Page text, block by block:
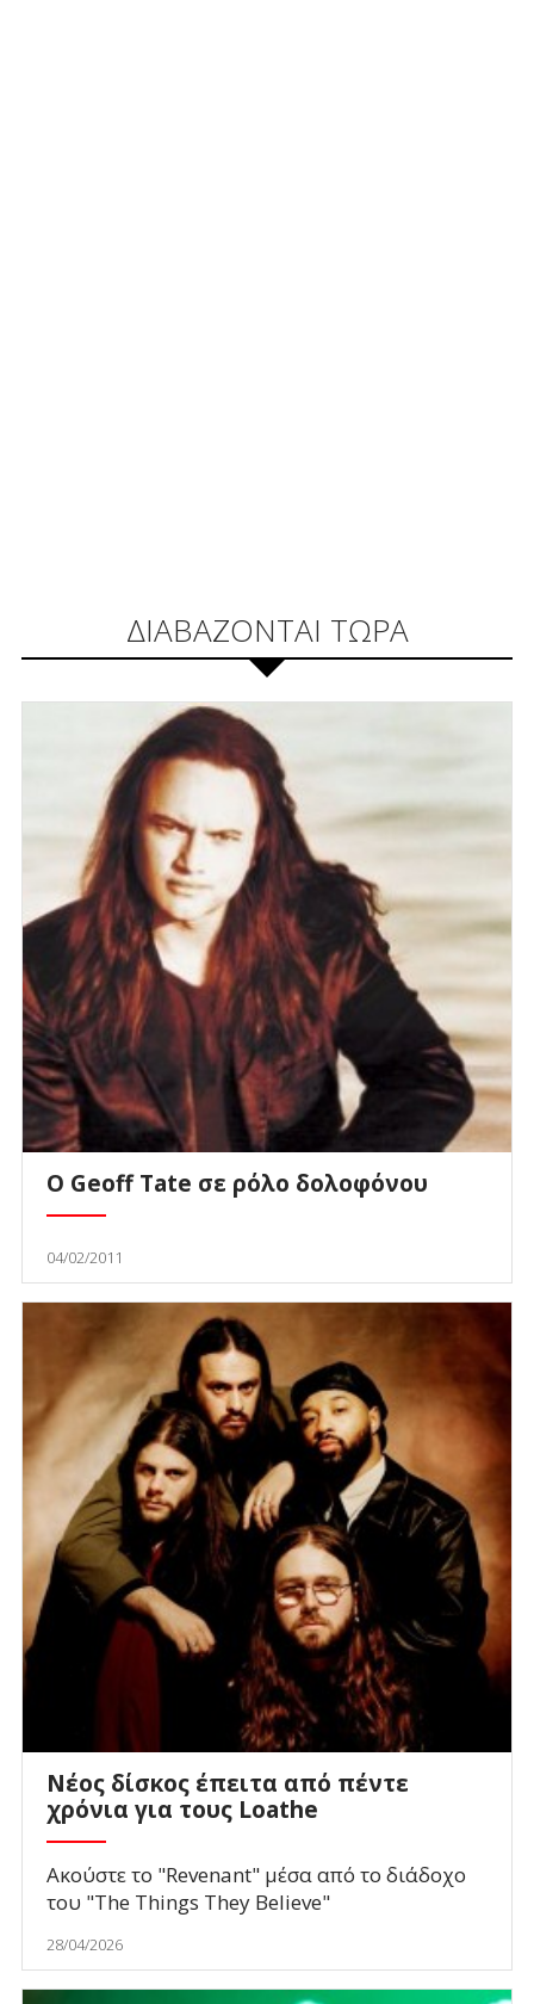
ΔΙΑΒΑΖΟΝΤΑΙ ΤΩΡΑ
O Geoff Tate σε ρόλο δολοφόνου
04/02/2011
Νέος δίσκος έπειτα από πέντε
χρόνια για τους Loathe
Ακούστε το "Revenant" μέσα από το διάδοχο
του "The Things They Believe"
28/04/2026